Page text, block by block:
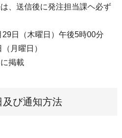
、送信後に発注担当課ヘ必ず
⽇（木曜⽇）午後5時00分
月曜⽇）
掲載
び通知方法